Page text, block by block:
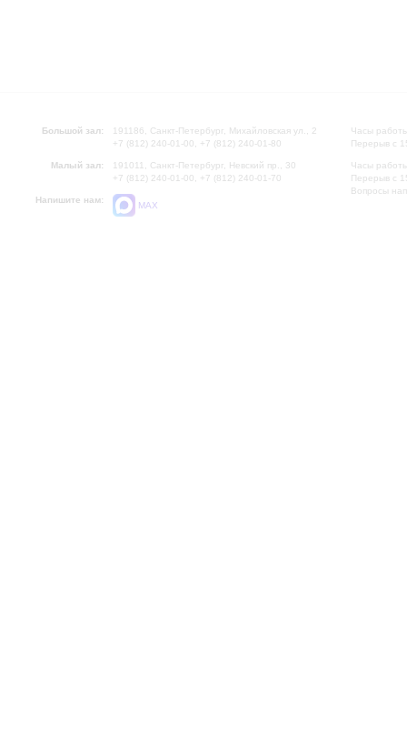
Большой зал:
191186, Санкт-Петербург, Михайловская ул., 2
+7 (812) 240-01-00, +7 (812) 240-01-80
Малый зал:
191011, Санкт-Петербург, Невский пр., 30
+7 (812) 240-01-00, +7 (812) 240-01-70
Напишите нам:
MAX
Часы
Перерыв с
Часы
Перерыв с
Вопросы